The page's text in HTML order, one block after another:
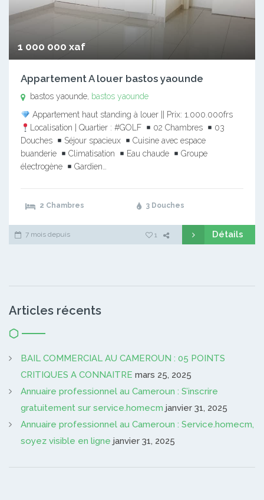
1 000 000 xaf
Appartement A louer bastos yaounde
bastos yaounde, bastos yaounde
Appartement haut standing à louer || Prix: 1.000.000frs
Localisation | Quartier : #GOLF
02 Chambres
03
Douches
Séjour spacieux
Cuisine avec espace
buanderie
Climatisation Eau chaude
Groupe
électrogène
Gardien…
2 Chambres 3 Douches
7 mois depuis 1 Détails
Articles récents
BAIL COMMERCIAL AU CAMEROUN : 05 POINTS
CRITIQUES A CONNAITRE mars 25, 2025
Annuaire professionnel au Cameroun : S’inscrire
gratuitement sur service.homecm janvier 31, 2025
Annuaire professionnel au Cameroun : Service.homecm,
soyez visible en ligne janvier 31, 2025